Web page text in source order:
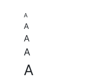
A
A
A
A
A